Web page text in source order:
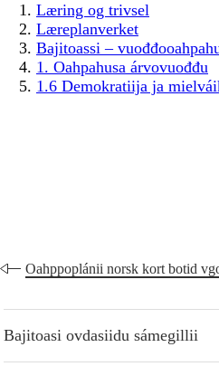
Læring og trivsel
Læreplanverket
Bajitoassi –
1. Oahpahusa árvovuođđu
1.6 Demokratiija ja
Oahppoplánii norsk kort botid
Bajitoasi ovdasiidu sámegillii